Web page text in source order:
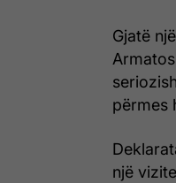
Gjatë
përmes
një